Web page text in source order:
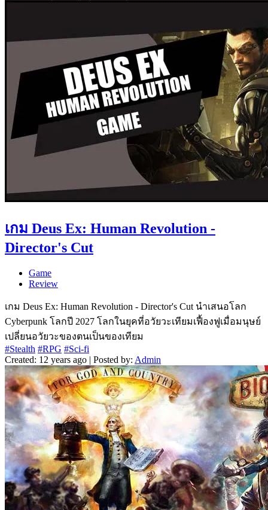
เกม Deus Ex: Human Revolution -
Director's Cut
Game
Review
เกม Deus Ex: Human Revolution - Director's Cut นำเสนอโลก
Cyberpunk โลกปี 2027 โลกในยุคที่อวัยวะเทียมเฟื้องฟูเมื่อมนุษย์
เปลี่ยนอวัยวะของตนเป็นของเทียม
#Stealth #RPG #Sci-fi
Created: 12 years ago | Posted by: Admin